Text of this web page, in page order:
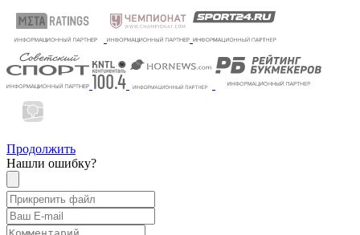
Продолжить
Нашли ошибку?